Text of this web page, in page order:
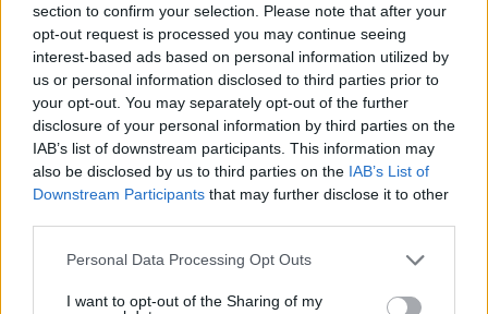
section to confirm your selection. Please note that after your
opt-out request is processed you may continue seeing
interest-based ads based on personal information utilized by
us or personal information disclosed to third parties prior to
your opt-out. You may separately opt-out of the further
disclosure of your personal information by third parties on the
IAB’s list of downstream participants. This information may
also be disclosed by us to third parties on the IAB’s List of
Downstream Participants that may further disclose it to other
Please note that this website/app uses one or more Google
not limited to your visit or usage behaviour. You may click to
Personal Data Processing Opt Outs
I want to opt-out of the Sharing of my
@1
15.09.2025, 22:03
Δυστυχώς Παρακμή! Η αναρχοαριστερίλα είναι
ψύχωση!
ΑΠΑΝΤΗΣΗ
Η Λαίδη και ο Αλητοπίθηκας
ΑΠΑΝΤΗΣΗ